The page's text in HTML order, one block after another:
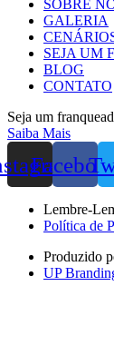
SOBRE
GALERIA
SEJA UM
BLOG
CONTATO
Seja um
Saiba Mais
Lembre-
Política de
Produzido
UP